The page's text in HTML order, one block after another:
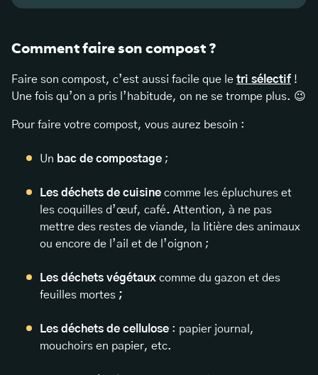
Comment faire son compost ?
Faire son compost, c’est aussi facile que le tri sélectif !
Une fois qu’on a pris l’habitude, on ne se trompe plus. 😉
Pour faire votre compost, vous aurez besoin :
Un bac de compostage ;
Les déchets de cuisine comme les épluchures et
les coquilles d’œuf, café. Attention, à ne pas
mettre des restes de viande, la litière des animaux
ou encore de l’ail et de l’oignon ;
Les déchets végétaux comme du gazon et des
feuilles mortes ;
Les déchets de cellulose : papier journal,
mouchoirs en papier, etc.